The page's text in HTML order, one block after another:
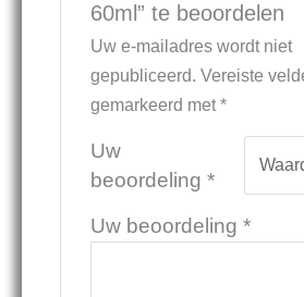
60ml” te beoordelen
Uw e-mailadres wordt niet
gepubliceerd. Vereiste
gemarkeerd met*
Uw
beoordeling *
Uw beoordeling *